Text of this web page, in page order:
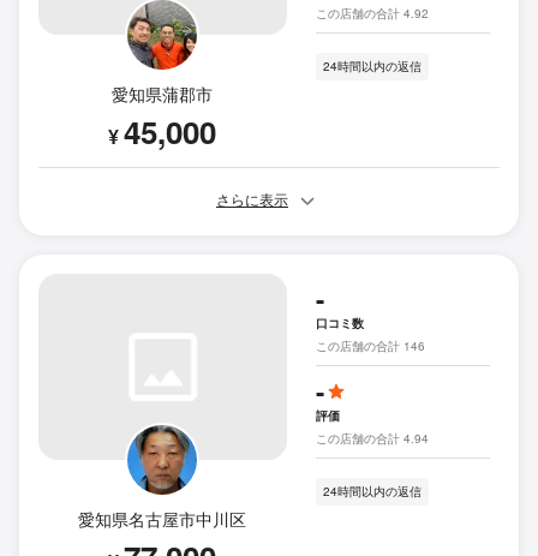
愛知県蒲郡市
¥45,000
この店舗の合計 4.92
24時間以内の返信
さらに表示
愛知県名古屋市中川区
-
口コミ数
この店舗の合計 146
-
評価
この店舗の合計 4.94
24時間以内の返信